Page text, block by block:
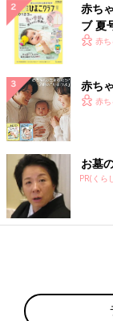
赤ち
ブ 夏
く！
赤
赤ち
赤
お墓
PR(くら